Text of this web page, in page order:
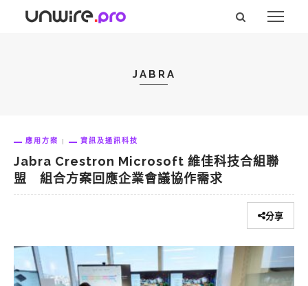
JABRA
應用方案 資訊及通訊科技
Jabra Crestron Microsoft 維佳科技合組聯
盟 組合方案回應企業會議協作需求
分享